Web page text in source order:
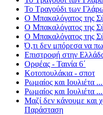
Το Τραγούδι των
Ο Μπακαλόγατος της
Ο Μπακαλόγατος της
Ο Μπακαλόγατος της
Ό,τι δεν μπόρεσα να
Επιστροφή στην
Ορφέας - Ταινία 6΄
Κοτοπουλάκια - σποτ
Ρωμαίος και Ιουλιέτα
Ρωμαίος και Ιουλιέτα
Μαζί δεν κάνουμε και
Παράσταση